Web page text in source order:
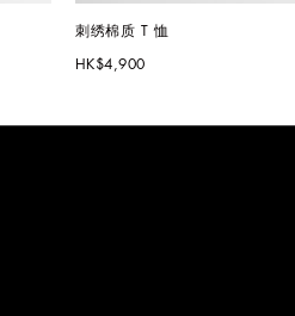
刺绣棉质 T 恤
HK$4,900